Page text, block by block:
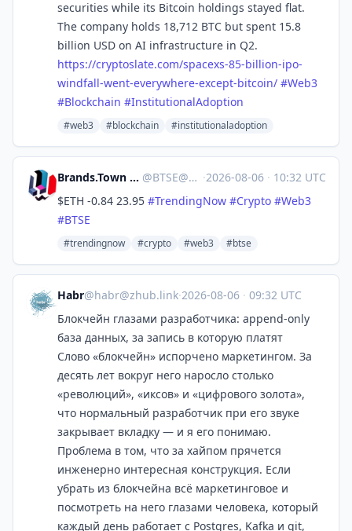
securities while its Bitcoin holdings stayed flat.
The company holds 18,712 BTC but spent 15.8
billion USD on AI infrastructure in Q2.
https://cryptoslate.com/spacexs-85-billion-ipo-
windfall-went-everywhere-except-bitcoin/ #Web3
#Blockchain #InstitutionalAdoption
#web3 #blockchain #institutionaladoption
Brands.Town Stock Exchange @BTSE@brands.town ·2026-08-06 · 10:32 UTC
$ETH -0.84 23.95 #TrendingNow #Crypto #Web3
#BTSE
#trendingnow #crypto #web3 #btse
Habr@habr@zhub.link·2026-08-06 · 09:32 UTC
Блокчейн глазами разработчика: append‑only
база данных, за запись в которую платят
Слово «блокчейн» испорчено маркетингом. За
десять лет вокруг него наросло столько
«революций», «иксов» и «цифрового золота»,
что нормальный разработчик при его звуке
закрывает вкладку — и я его понимаю.
Проблема в том, что за хайпом прячется
инженерно интересная конструкция. Если
убрать из блокчейна всё маркетинговое и
посмотреть на него глазами человека, который
каждый день работает с Postgres, Kafka и git,